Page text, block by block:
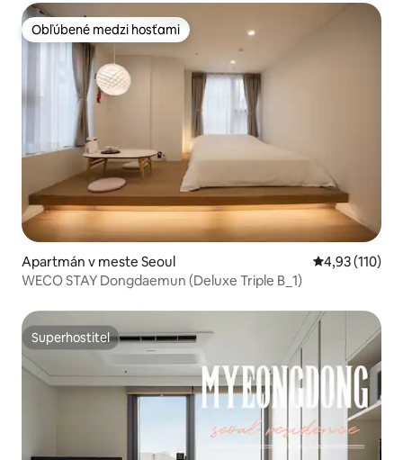
Obľúbené medzi hosťami
Obľúbené medzi hosťami
Apartmán v meste Seoul Priemerné
4,93 (110)
WECO STAY Dongdaemun (Deluxe Triple B_1)
Superhostiteľ
Superhostiteľ